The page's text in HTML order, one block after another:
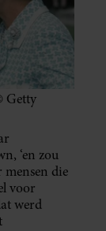
Getty
‘en zou
die
voor
werd